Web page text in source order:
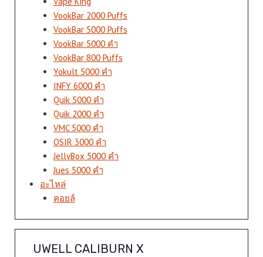
VookBar 2000 Puffs
VookBar 5000 Puffs
VookBar 5000 คำ
VookBar 800 Puffs
Yokult 5000 คำ
INFY 6000 คำ
Quik 5000 คำ
Quik 2000 คำ
VMC 5000 คำ
OSIR 3000 คำ
JellyBox 5000 คำ
Jues 5000 คำ
อะไหล่
คอยล์
UWELL CALIBURN X